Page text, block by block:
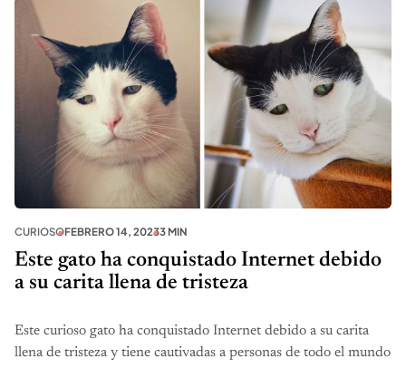
CURIOSOFEBRERO 14, 20233 MIN
Este gato ha conquistado Internet debido
a su carita llena de tristeza
Este curioso gato ha conquistado Internet debido a su carita
llena de tristeza y tiene cautivadas a personas de todo el mundo